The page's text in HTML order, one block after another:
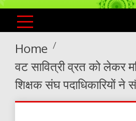
Home
वट सावित्री व्रत को लेकर
शिक्षक संघ पदाधिकारियों ने